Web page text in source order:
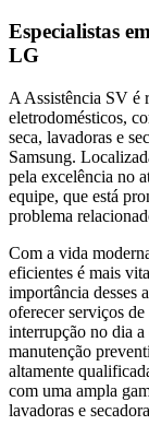
Especialistas
LG
A Assistência SV é
eletrodomésticos,
seca, lavadoras e
Samsung.
pela excelência no
equipe, que está
problema
Com a vida
eficientes é mais
importância desses
oferecer serviços
interrupção no dia a
manutenção
altamente
com uma ampla
lavadoras e